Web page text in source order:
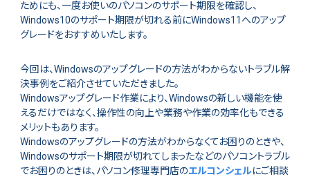
ためにも、一度お使いのパソコンのサポート期限を確認し、
Windows10のサポート期限が切れる前にWindows11へのアップ
グレードをおすすめいたします。
今回は、Windowsのアップグレードの方法がわからないトラブル解
決事例をご紹介させていただきました。
Windowsアップグレード作業により、Windowsの新しい機能を使
えるだけではなく、操作性の向上や業務や作業の効率化もできる
メリットもあります。
Windowsのアップグレードの方法がわからなくてお困りのときや、
Windowsのサポート期限が切れてしまったなどのパソコントラブル
でお困りのときは、パソコン修理専門店のエルコンシェルにご相談